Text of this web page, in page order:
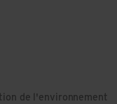
de l'environnement